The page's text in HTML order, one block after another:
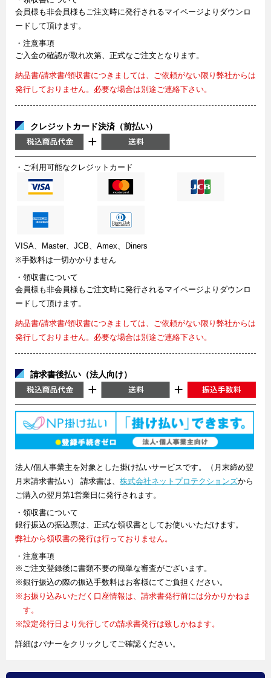
会員様も非会員様もご注文時に発行されるマイページよりダウンロ
ードして頂けます。
・注意事項
ご入金の確認が取れ次第、正式なご注文となります。
納品書/請求書/領収書につきましては、ご依頼がない限り弊社からは
発行しておりません。必要な場合は別途ご連絡下さい。
クレジットカード決済（前払い）
・ご利用可能なクレジットカード
VISA、Master、JCB、Amex、Diners
※手数料は一切かかりません
・領収書について
会員様も非会員様もご注文時に発行されるマイページよりダウンロ
ードして頂けます。
納品書/請求書/領収書につきましては、ご依頼がない限り弊社からは
発行しておりません。必要な場合は別途ご連絡下さい。
請求書後払い（法人向け）
法人/個人事業主を対象とした掛け払いサービスです。（月末締め翌
月末請求書払い） 請求書は、 株式会社ネットプロテクションズから
ご購入の翌月第1営業日に発行されます。
・領収書について
銀行振込の振込票は、正式な領収書としてお使いいただけます。
弊社から領収書の発行は行っておりません。
・注意事項
※ご注文登録後に書類不要の簡単な審査がございます。
※銀行振込の際の振込手数料はお客様にてご負担ください。
※お振り込みいただく口座情報は、請求書発行前には分かりかねま
す。
※設定発行日より先行しての請求書発行は致しかねます。
詳細はバナーをクリックしてご確認ください。